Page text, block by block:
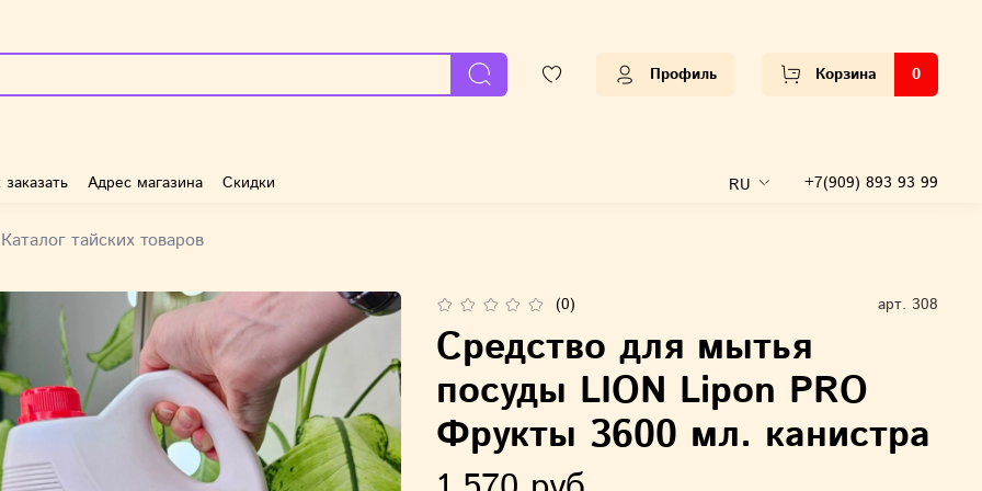
Профиль Корзина 0
заказать Адрес магазина Скидки RU +7(909) 893 93 99
Каталог тайских товаров
(0) арт. 308
Средство для мытья
посуды LION Lipon PRO
Фрукты 3600 мл. канистра